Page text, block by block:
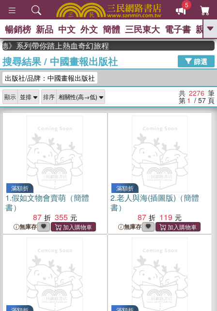
5
GO
熱搜： 東野圭吾 高希均教授回憶錄
、 The Odyssey 、 父親節 、 花開錦
繡
李登輝時代 、 數學女孩：黎曼猜想
、
如果歷史是一
群喵 、 臺灣漫遊錄
暢銷榜 新品 中文 外文 簡體 三民東大 電子書 親子
列帶你踏上熱血奇幻旅程
搜尋結果/ 中國畫報出版社
篩選
出版社/品牌：中國畫報出版社
顯示 排序 共 2276 筆
第 1 / 57 頁
滿額折
1.假如文物會賣萌（簡體
書）
87
355
無庫存
滿額折
2.老人與海(插圖版)（簡體
書）
87
119
無庫存